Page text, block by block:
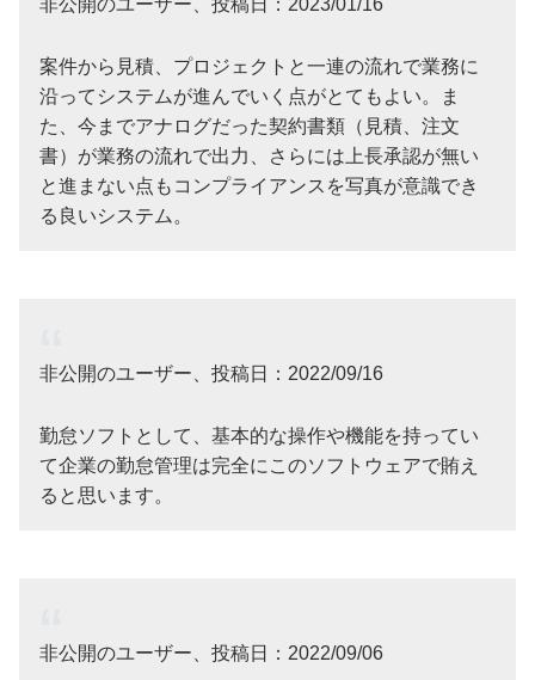
案件から見積、プロジェクトと一連の流れで業務に
沿ってシステムが進んでいく点がとてもよい。ま
た、今までアナログだった契約書類（見積、注文
書）が業務の流れで出力、さらには上長承認が無い
と進まない点もコンプライアンスを写真が意識でき
る良いシステム。
非公開のユーザー、投稿日：2022/09/16
勤怠ソフトとして、基本的な操作や機能を持ってい
て企業の勤怠管理は完全にこのソフトウェアで賄え
ると思います。
非公開のユーザー、投稿日：2022/09/06